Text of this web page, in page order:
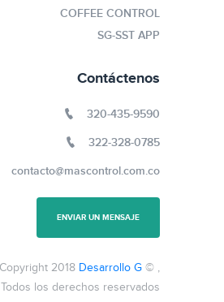
COFFEE CONTROL
SG-SST APP
Contáctenos
320-435-9590
322-328-0785
contacto@mascontrol.com.co
ENVIAR UN MENSAJE
, © Copyright 2018
Desarrollo G
Todos los derechos reservados